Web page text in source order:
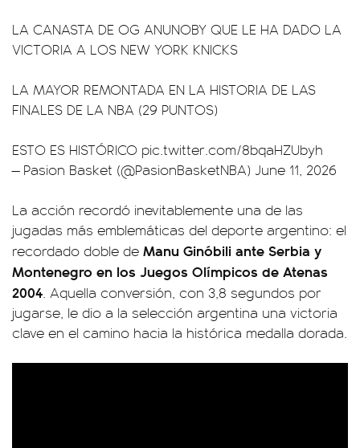
LA CANASTA DE OG ANUNOBY QUE LE HA DADO LA
VICTORIA A LOS NEW YORK KNICKS
LA MAYOR REMONTADA EN LA HISTORIA DE LAS
FINALES DE LA NBA (29 PUNTOS)
ESTO ES HISTÓRICO pic.twitter.com/8bqaHZUbyh
— Pasion Basket (@PasionBasketNBA) June 11, 2026
La acción recordó inevitablemente una de las
jugadas más emblemáticas del deporte argentino: el
recordado doble de Manu Ginóbili ante Serbia y
Montenegro en los Juegos Olímpicos de Atenas
2004. Aquella conversión, con 3,8 segundos por
jugarse, le dio a la selección argentina una victoria
clave en el camino hacia la histórica medalla dorada.